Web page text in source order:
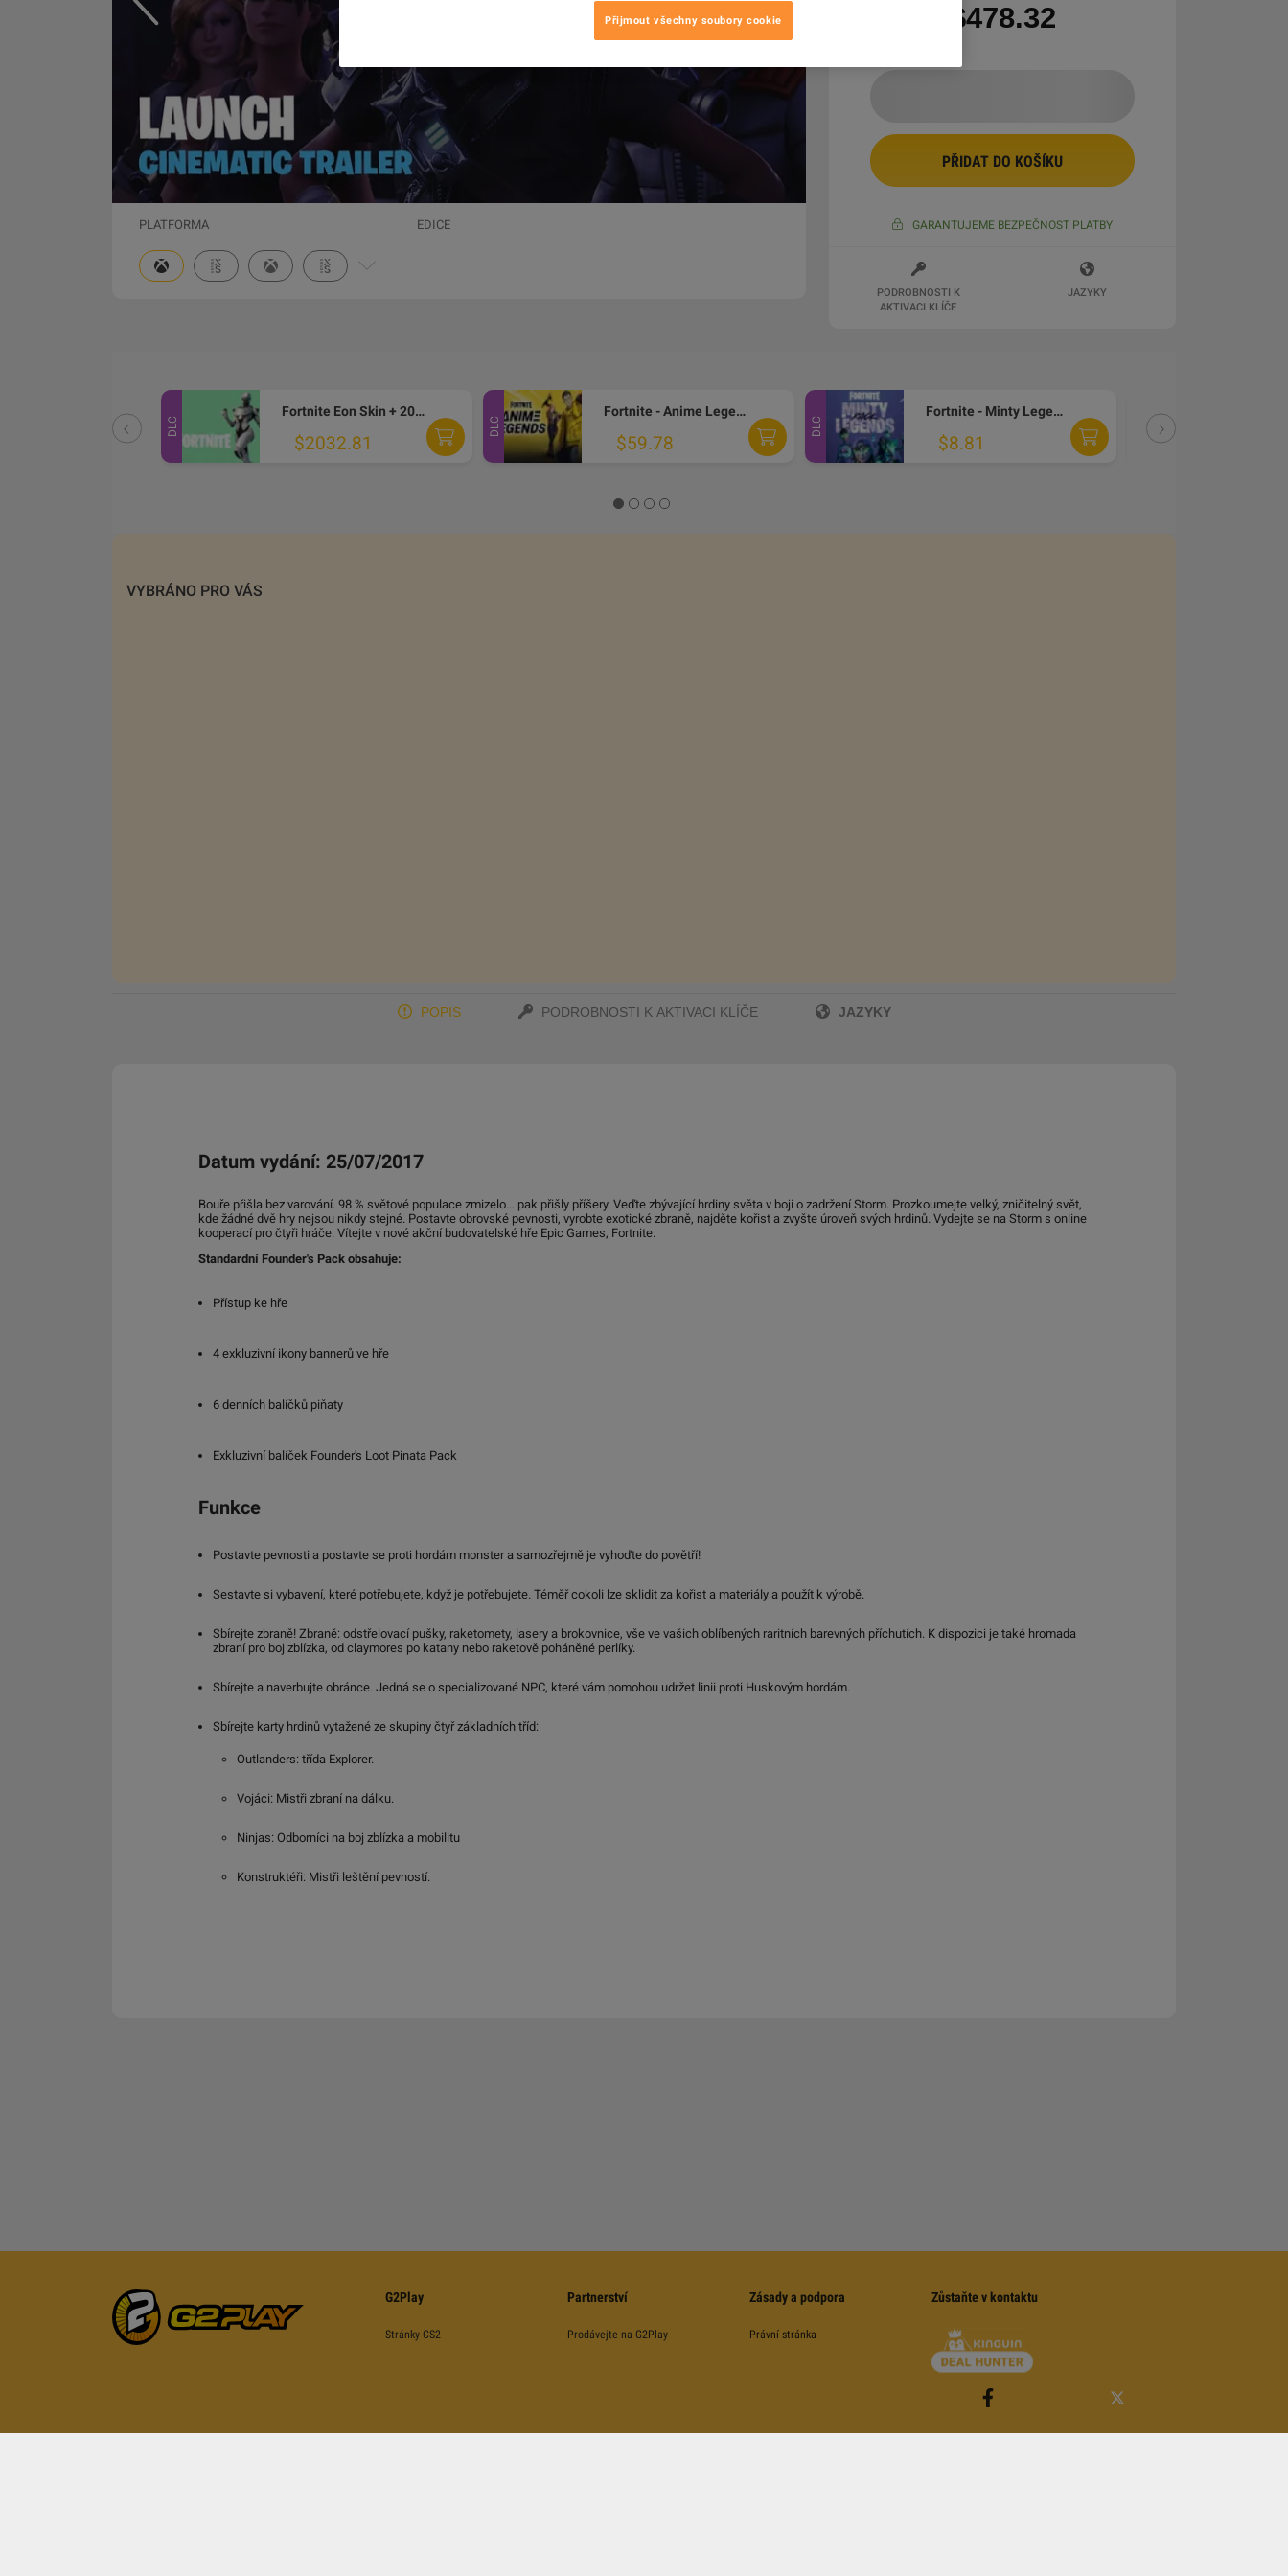
PLATFORMA EDICE
$478.32
PŘIDAT DO KOŠÍKU
GARANTUJEME BEZPEČNOST PLATBY
PODROBNOSTI K
AKTIVACI KLÍČE
JAZYKY
DLC
Fortnite Eon Skin + 2000 V-Bucks XBOX ONE CD Key
$2032.81
DLC
Fortnite - Anime Legends Pack XBOX One CD Key
$59.78
DLC
Fortnite - Minty Legends Pack DLC XBOX One CD Key
$8.81
VYBRÁNO PRO VÁS
POPIS PODROBNOSTI K AKTIVACI KLÍČE JAZYKY
Datum vydání: 25/07/2017
Bouře přišla bez varování. 98 % světové populace zmizelo… pak přišly příšery. Veďte zbývající hrdiny světa v boji o zadržení Storm. Prozkoumejte velký, zničitelný svět,
kde žádné dvě hry nejsou nikdy stejné. Postavte obrovské pevnosti, vyrobte exotické zbraně, najděte kořist a zvyšte úroveň svých hrdinů. Vydejte se na Storm s online
kooperací pro čtyři hráče. Vítejte v nové akční budovatelské hře Epic Games, Fortnite.
Standardní Founder's Pack obsahuje:
Přístup ke hře
4 exkluzivní ikony bannerů ve hře
6 denních balíčků piňaty
Exkluzivní balíček Founder's Loot Pinata Pack
Funkce
Postavte pevnosti a postavte se proti hordám monster a samozřejmě je vyhoďte do povětří!
Sestavte si vybavení, které potřebujete, když je potřebujete. Téměř cokoli lze sklidit za kořist a materiály a použít k výrobě.
Sbírejte zbraně! Zbraně: odstřelovací pušky, raketomety, lasery a brokovnice, vše ve vašich oblíbených raritních barevných příchutích. K dispozici je také hromada
zbraní pro boj zblízka, od claymores po katany nebo raketově poháněné perlíky.
Sbírejte a naverbujte obránce. Jedná se o specializované NPC, které vám pomohou udržet linii proti Huskovým hordám.
Sbírejte karty hrdinů vytažené ze skupiny čtyř základních tříd:
Outlanders: třída Explorer.
Vojáci: Mistři zbraní na dálku.
Ninjas: Odborníci na boj zblízka a mobilitu
Konstruktéři: Mistři leštění pevností.
G2Play
Stránky CS2
Partnerství
Prodávejte na G2Play
Zásady a podpora
Právní stránka
Zůstaňte v kontaktu
Přijmout všechny soubory cookie